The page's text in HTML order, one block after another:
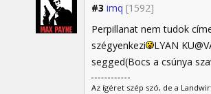
#3 imq [1592]
Perpillanat nem tudok
szégyenkezi
LYAN
segged(Bocs a csúnya
Az ígéret szép szó, de a